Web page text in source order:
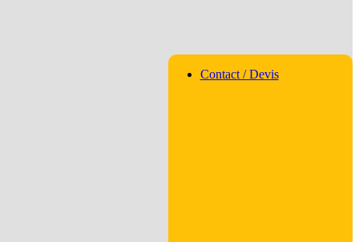
Contact / Devis